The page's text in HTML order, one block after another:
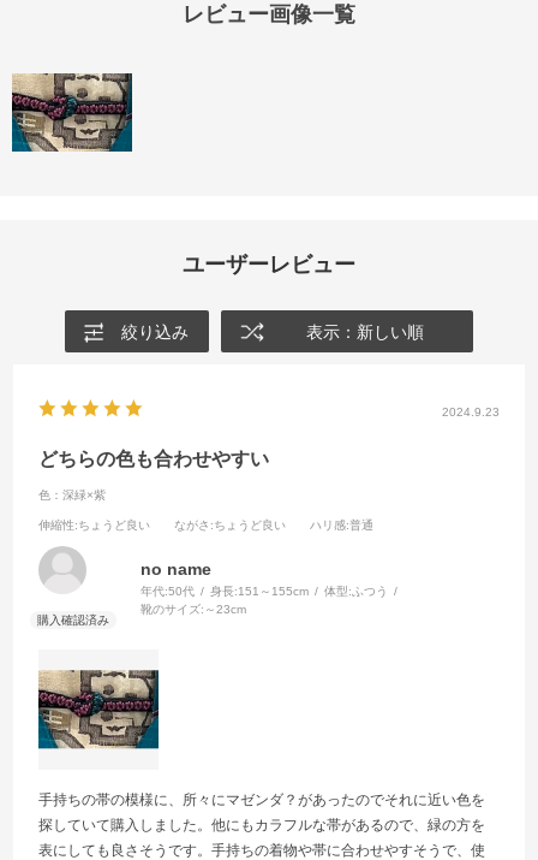
レビュー画像一覧
ユーザーレビュー
絞り込み 表示：新しい順
2024.9.23
どちらの色も合わせやすい
色：深緑×紫
伸縮性:ちょうど良い ながさ :ちょうど良い ハリ感:普通
no name
年代:50代 身長:151～155cm 体型: ふつう
靴のサイズ: ～23cm
手持ちの帯の模様に、所々にマゼンダ？があったのでそれに近い色を
探していて購入しました。他にもカラフルな帯があるので、緑の方を
表にしても良さそうです。手持ちの着物や帯に合わせやすそうで、使